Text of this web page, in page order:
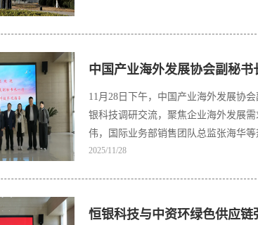
中国产业海外发展协会副秘
11月28日下午，中国产业海外发展协
银科技调研交流，聚焦企业海外发展
伟，国际业务部销售团队总监张海华等
2025/11/28
恒银科技与中资环绿色供应